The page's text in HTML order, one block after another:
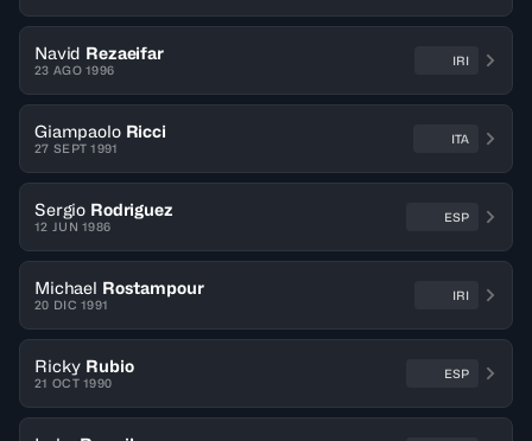
Navid Rezaeifar
23 AGO 1996
IRI
Giampaolo Ricci
27 SEPT 1991
ITA
Sergio Rodriguez
12 JUN 1986
ESP
Michael Rostampour
20 DIC 1991
IRI
Ricky Rubio
21 OCT 1990
ESP